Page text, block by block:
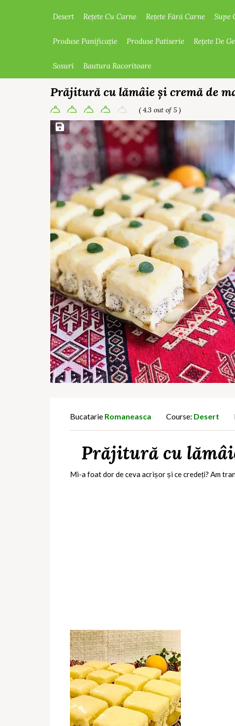
Desert Rețete Cu Carne Rețete Fără Carne Supe
Produse Panificație Produse Patiserie Rețete De
Sosuri Bautura Racoritoare
Prăjitură cu lămâie și cremă de
( 4.3 out of 5 )
Save Recipe
Bucatarie Romaneasca Course: Desert
Prăjitură cu
Mi-a foat dor de ceva acrișor și ce credeți? Am